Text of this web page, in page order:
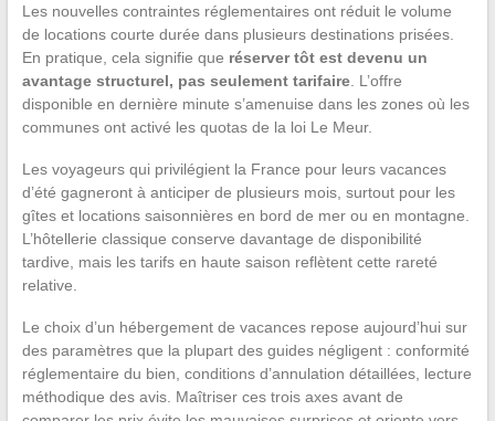
Les nouvelles contraintes réglementaires ont réduit le volume
de locations courte durée dans plusieurs destinations prisées.
En pratique, cela signifie que réserver tôt est devenu un
avantage structurel, pas seulement tarifaire. L’offre
disponible en dernière minute s’amenuise dans les zones où les
communes ont activé les quotas de la loi Le Meur.
Les voyageurs qui privilégient la France pour leurs vacances
d’été gagneront à anticiper de plusieurs mois, surtout pour les
gîtes et locations saisonnières en bord de mer ou en montagne.
L’hôtellerie classique conserve davantage de disponibilité
tardive, mais les tarifs en haute saison reflètent cette rareté
relative.
Le choix d’un hébergement de vacances repose aujourd’hui sur
des paramètres que la plupart des guides négligent : conformité
réglementaire du bien, conditions d’annulation détaillées, lecture
méthodique des avis. Maîtriser ces trois axes avant de